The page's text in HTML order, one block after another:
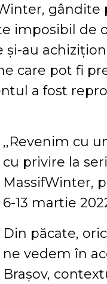
imposibil de
au
care pot fi
a fost
,,Revenim cu
cu privire la
MassifWinter,
6-13 martie
Din păcate,
ne vedem în
Brașov,